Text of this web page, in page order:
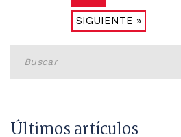
SIGUIENTE »
Últimos artículos